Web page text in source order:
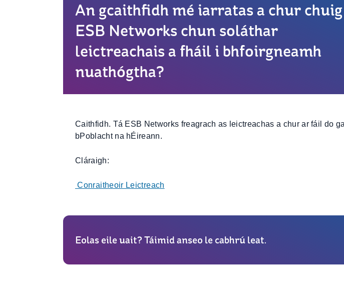
An gcaithfidh mé iarratas a chur chuig
ESB Networks chun soláthar
leictreachais a fháil i bhfoirgneamh
nuathógtha?
Caithfidh. Tá ESB Networks freagrach as leictreachas a chur ar fáil do
bPoblacht na hÉireann.
Cláraigh:
Conraitheoir Leictreach
Eolas eile uait? Táimid anseo le cabhrú leat.